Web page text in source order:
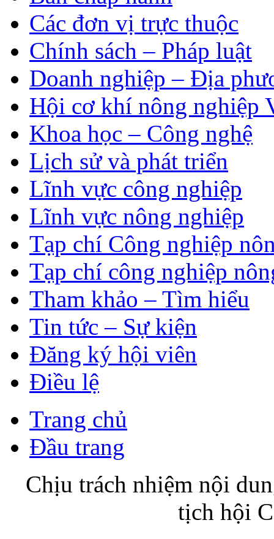
Các đơn vị trực thuộc
Chính sách – Pháp luật
Doanh nghiệp – Địa
Hội cơ khí nông nghiệp
Khoa học – Công nghệ
Lịch sử và phát triển
Lĩnh vực công nghiệp
Lĩnh vực nông nghiệp
Tạp chí Công nghiệp
Tạp chí công nghiệp
Tham khảo – Tìm hiểu
Tin tức – Sự kiện
Đăng ký hội viên
Điều lệ
Trang chủ
Đầu trang
Chịu trách nhiệm nội
tịch hội